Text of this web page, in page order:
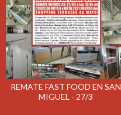
REMATE FAST FOOD EN SAN
MIGUEL - 27/3